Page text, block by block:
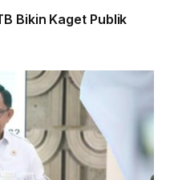
Bikin Kaget Publik